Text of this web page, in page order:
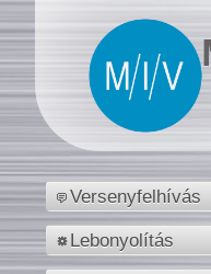
Versenyfelhívás
Lebonyolítás